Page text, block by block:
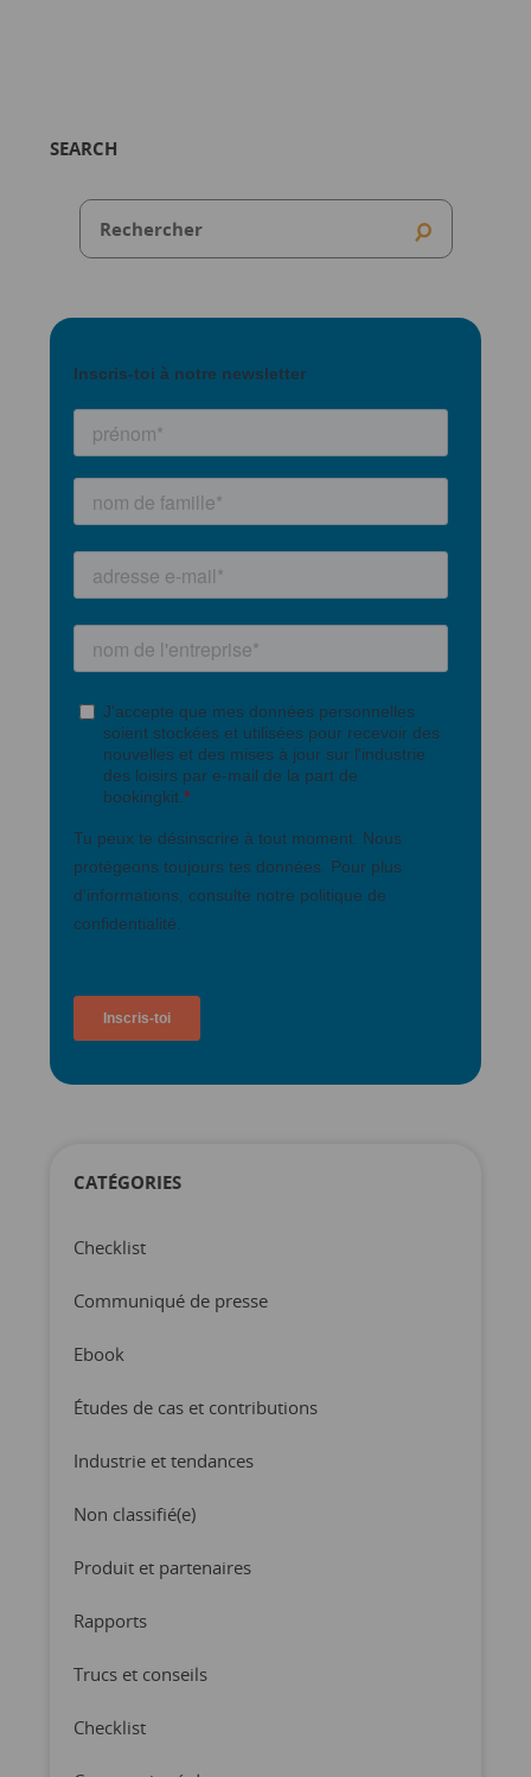
SEARCH
CATÉGORIES
Checklist
Communiqué de presse
Ebook
Études de cas et contributions
Industrie et tendances
Non classifié(e)
Produit et partenaires
Rapports
Trucs et conseils
Checklist